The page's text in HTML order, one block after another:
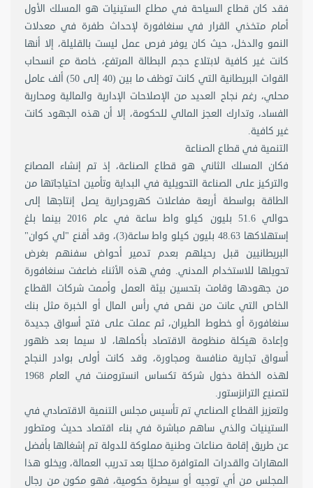
فقد كان قطاع السياحة في مطلع الستينيات هو المسلك الأول
أمام متخذي القرار في سنغافورة لإحداث طفرة في معدلات
النمو والدخل، حيث كان يوفر فرص عمل ليست بالقليلة، إلا أنها
كانت غير كافية لابتلاع حجم البطالة المرتفع، خاصة مع انسحاب
القوات البريطانية التي كانت توظف ما بين (40 إلى 50) ألف عامل
محلي، رغم نجاح العديد من الإصلاحات الإدارية والمالية ومحاربة
الفساد، وتدارك العجز المالي للحكومة، إلا أن هذه الجهود كانت
غير كافية.
التنمية في قطاع الصناعة
فكان المسلك الثاني هو قطاع الصناعة، إذ تم إنشاء المصانع
والتركيز على الصناعة التحويلية في البداية وتأمين احتياجاتها من
الطاقة بواسطة أربعة مفاعلات كهروحرارية يصل إنتاجها إلى
حوالي 51.6 بليون كيلو واط ساعة في عام 2016 بينما بلغ
إستهلاكها 48.63 بليون كيلو واط ساعة(3)، وقد أقنع "لي كوان"
البريطانيين قبل رحيلهم بعدم تدمير أحواض سفنهم بغرض
تحويلها للاستخدام المدني. وفي هذه الأثناء ضاعفت سنغافورة
من جهودها وقامت بتحسين بيئة العمل وأممت شركات القطاع
الخاص التي عانت من نقص في رأس المال أو الخبرة مثل بنك
سنغافورة أو خطوط الطيران، ثم عملت على فتح أسواق جديدة
وإعادة هيكلة منظومة الاقتصاد بأكملها، لا سيما بعد ظهور
أسواق تجارية منافسة ومجاورة، وقد كانت أولى بوادر النجاح
لهذه الخطة دخول شركة تكساس انسترومنت في العام 1968
لتصنيع الترانزستور.
ولتعزيز القطاع الصناعي تم تأسيس مجلس التنمية الاقتصادي في
الستينيات والذي ساهم مباشرة في بناء اقتصاد حديث ومتطور
عن طريق إقامة صناعات وطنية مملوكة للدولة تم إشغالها بأفضل
المهارات والقدرات المتوافرة محليًا بعد تدريب العمالة، ويخلو هذا
المجلس من أي توجيه أو سيطرة حكومية، فهو مكون من رجال